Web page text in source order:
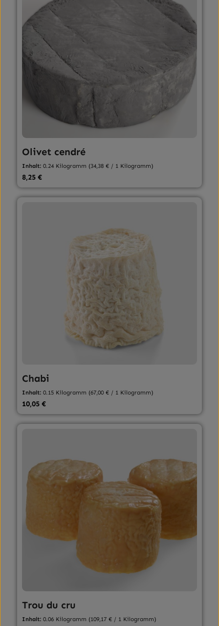
Olivet cendré
Inhalt:0.24 Kilogramm (34,38 € / 1 Kilogramm)
Regulärer Preis:
8,25 €
Chabi
Inhalt:0.15 Kilogramm (67,00 € / 1 Kilogramm)
Regulärer Preis:
10,05 €
Trou du cru
Inhalt:0.06 Kilogramm (109,17 € / 1 Kilogramm)